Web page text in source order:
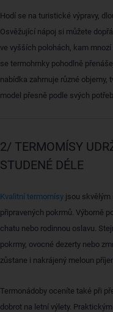
Hodí se na turistické výpravy,
Osvěžující nápoj si můžete
ve vyšších polohách, kam
se termohrnky pohodlně
nabídka zahrnuje různé objemy,
model přesně podle svých potřeb.
2/ TERMOMÍSY
STUDENÉ DÉLE
Kvalitní termomísy jsou skvělým
připravených pokrmů. Výborně
chatu nebo rodinnou oslavu.
pokrmy, ovocné dezerty nebo
zůstane i nakrájený meloun
Termonádoby oceníte také při
dobrot na letní výlety.